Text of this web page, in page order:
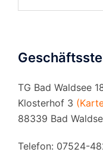
TG Bad Waldsee
Klosterhof 3
88339 Bad
Telefon: 07524-